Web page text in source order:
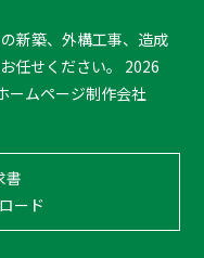
新築、外構工事、造成
任せください。
2026
ームページ制作会社
書
ード